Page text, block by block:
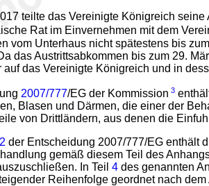
teilte das Vereinigte Königreich seine
Rat im Einvernehmen mit dem
vom Unterhaus nicht spätestens bis
das Austrittsabkommen bis zum 29.
auf das Vereinigte Königreich und in
2007/777/EG der Kommission 3
Blasen und Därmen, die einer der
von Drittländern, aus denen die
2 der Entscheidung 2007/777/EG enthält
gemäß diesem Teil des
In Teil 4 des genannten
Reihenfolge geordnet nach